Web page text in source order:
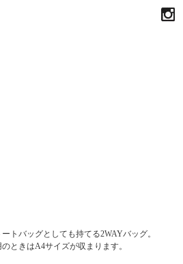
トバッグとしても持てる2WAYバッグ。
ときはA4サイズが収まります。